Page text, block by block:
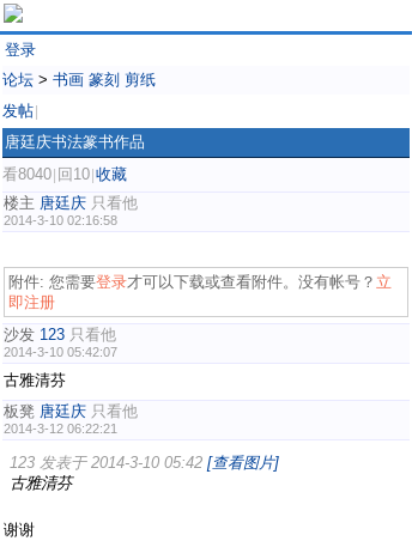
登录
论坛 > 书画 篆刻 剪纸
发帖
唐廷庆书法篆书作品
看8040 回10 收藏
楼主 唐廷庆 只看他
2014-3-10 02:16:58
附件: 您需要登录才可以下载或查看附件。没有帐号？ 立
即注册
沙发 123 只看他
2014-3-10 05:42:07
古雅清芬
板凳 唐廷庆 只看他
2014-3-12 06:22:21
123 发表于 2014-3-10 05:42 [查看图片]
古雅清芬
谢谢